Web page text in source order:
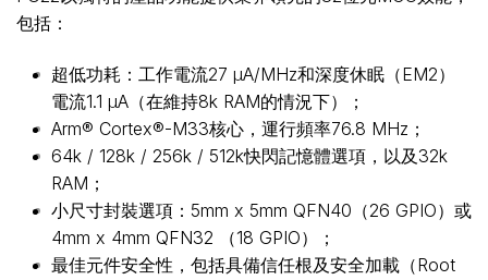
包括：
超低功耗：工作電流27 µA/MHz和深度休眠（EM2）
電流1.1 µA（在維持8k RAM的情況下）；
Arm® Cortex®-M33核心，運行頻率76.8 MHz；
64k / 128k / 256k / 512k快閃記憶體選項，以及32k
RAM；
小尺寸封裝選項：5mm x 5mm QFN40（26 GPIO）或
4mm x 4mm QFN32 （18 GPIO）；
最佳元件安全性，包括具備信任根及安全加載（Root